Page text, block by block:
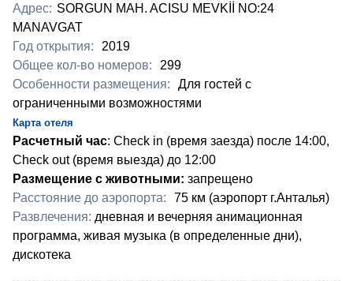
Адрес: SORGUN MAH. ACISU MEVKİİ NO:24
MANAVGAT
Год открытия:
2019
Общее кол-во номеров:
299
Особенности размещения:
Для гостей с
ограниченными возможностями
Карта отеля
Расчетный час: Check in (время заезда) после 14:00,
Check out (время выезда) до 12:00
Размещение с животными: запрещено
Расстояние до аэропорта:
75 км (аэропорт г.Анталья)
Развлечения: дневная и вечерняя анимационная
программа, живая музыка (в определенные дни),
дискотека